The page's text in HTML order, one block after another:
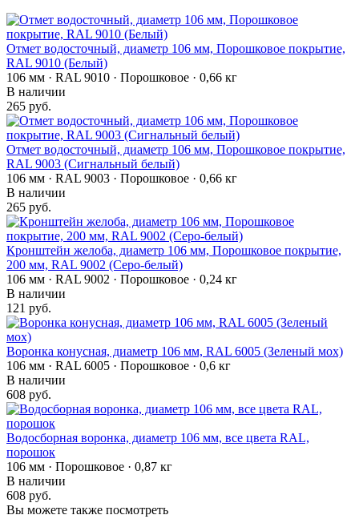
Отмет водосточный, диаметр 106 мм, Порошковое покрытие,
RAL 9010 (Белый)
106 мм · RAL 9010 · Порошковое · 0,66 кг
В наличии
265 руб.
Отмет водосточный, диаметр 106 мм, Порошковое покрытие,
RAL 9003 (Сигнальный белый)
106 мм · RAL 9003 · Порошковое · 0,66 кг
В наличии
265 руб.
Кронштейн желоба, диаметр 106 мм, Порошковое покрытие,
200 мм, RAL 9002 (Серо-белый)
106 мм · RAL 9002 · Порошковое · 0,24 кг
В наличии
121 руб.
Воронка конусная, диаметр 106 мм, RAL 6005 (Зеленый мох)
106 мм · RAL 6005 · Порошковое · 0,6 кг
В наличии
608 руб.
Водосборная воронка, диаметр 106 мм, все цвета RAL,
порошок
106 мм · Порошковое · 0,87 кг
В наличии
608 руб.
Вы можете также посмотреть